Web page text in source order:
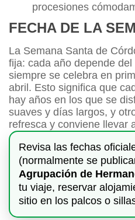
procesiones
FECHA DE LA
La Semana Santa de
fija: cada año depende
siempre se celebra en
abril. Esto significa que
hay años en los que se
suaves y días largos, y
refresca y conviene llevar
Revisa las fechas
(normalmente se
Agrupación de
tu viaje, reservar
sitio en los palcos o